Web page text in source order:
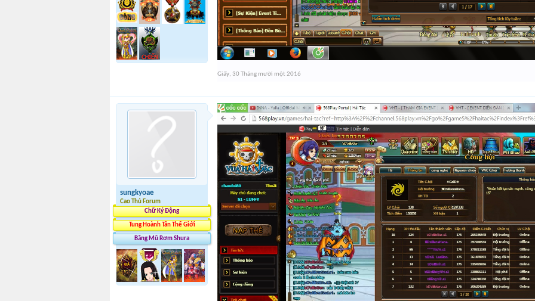
Giấy, 30 Tháng mười một 2016
sungkyoae
Cao Thủ Forum
Chữ Ký Động
Tung Hoành Tân Thế Giới
Băng Mũ Rơm Shura